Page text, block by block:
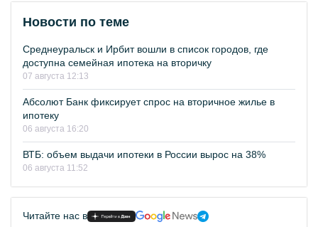
Новости по теме
Среднеуральск и Ирбит вошли в список городов, где
доступна семейная ипотека на вторичку
07 августа 12:13
Абсолют Банк фиксирует спрос на вторичное жилье в
ипотеку
06 августа 16:20
ВТБ: объем выдачи ипотеки в России вырос на 38%
06 августа 11:52
Читайте нас в